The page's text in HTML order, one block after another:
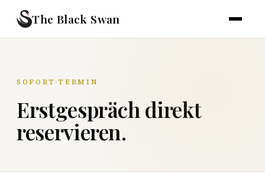
The Black Swan
SOFORT-TERMIN
Erstgespräch direkt
reservieren.